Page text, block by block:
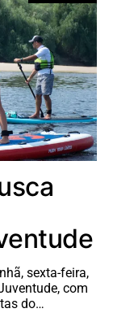
sexta-feira,
com
do…